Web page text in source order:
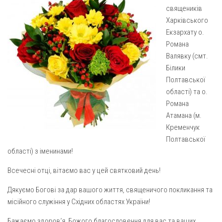
Архистратига Михаїла (м. Люботин)
Покрови Пресвятої Богородиці (с. Вільча)
Преображенська парафія (м. Лозова)
Парафія Благовіщення Пресвятої Богородиці (смт
Золочів)
Парафія Різдва Пресвятої Богородиці м. Берестин
(Красноград)
Парохії Полтавської області
Пресвятої Трійці (м. Полтава)
Всіх Святих українського народу (м. Полтава)
Архистратига Михаїла (с. Пригарівка)
Благовіщення Пресвятої Богородиці (с. Шевченки)
Введення у храм Пресвятої Богородиці (с. Дашківка)
Газета Християнський голос
Надруковані числа
Молитви
Галерея
Рух pro-life
священиків
Харківського
Екзархату о.
Романа
Валявку (смт.
Білики
Полтавської
області) та о.
Романа
Атамана (м.
Кременчук
Полтавської
області) з іменинами!
Всечесні отці, вітаємо вас у цей святковий день!
Дякуємо Богові за дар вашого життя, священичого покликання та
місійного служіння у Східних областях України!